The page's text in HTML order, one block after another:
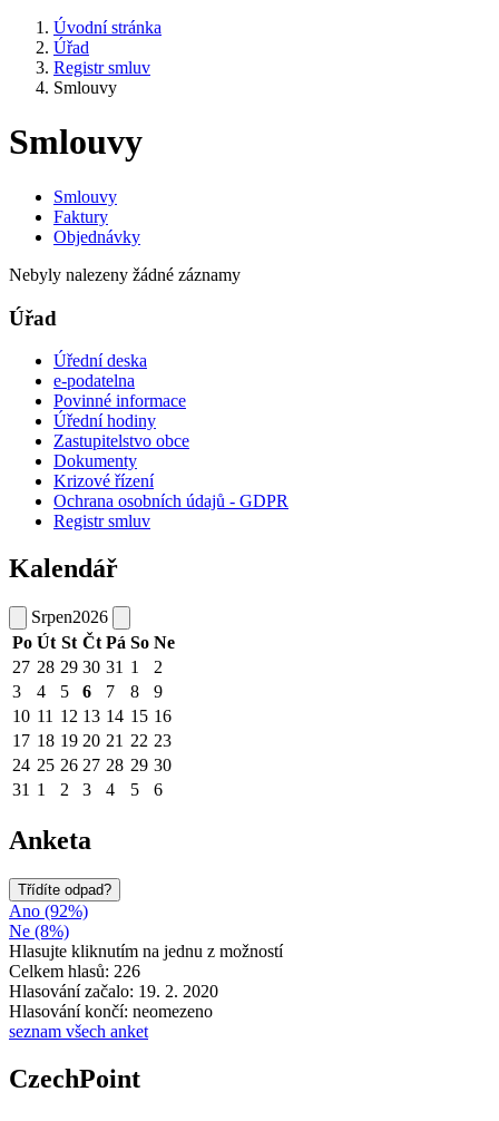
Úvodní stránka
Úřad
Registr smluv
Smlouvy
Smlouvy
Smlouvy
Faktury
Objednávky
Nebyly nalezeny žádné záznamy
Úřad
Úřední deska
e-podatelna
Povinné informace
Úřední hodiny
Zastupitelstvo obce
Dokumenty
Krizové řízení
Ochrana osobních údajů - GDPR
Registr smluv
Kalendář
Srpen2026
Po Út St Čt Pá So Ne
27 28 29 30 31 1
2
3
4 5 6 7 8
9
10 11 12 13 14 15 16
17 18 19 20 21 22 23
24 25 26 27 28 29 30
31 1 2 3 4 5 6
Anketa
Třídíte odpad?
Ano (92%)
Ne (8%)
Hlasujte kliknutím na jednu z možností
Celkem hlasů: 226
Hlasování začalo: 19. 2. 2020
Hlasování končí: neomezeno
seznam všech anket
CzechPoint